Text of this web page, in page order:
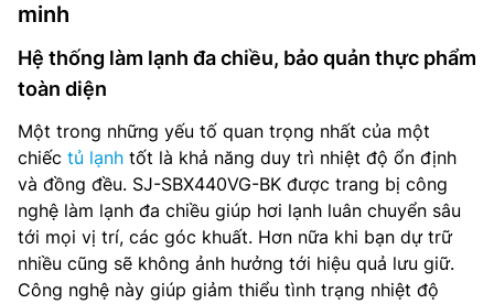
minh
Hệ thống làm lạnh đa chiều, bảo quản thực phẩm
toàn diện
Một trong những yếu tố quan trọng nhất của một
chiếc tủ lạnh tốt là khả năng duy trì nhiệt độ ổn định
và đồng đều. SJ-SBX440VG-BK được trang bị công
nghệ làm lạnh đa chiều giúp hơi lạnh luân chuyển sâu
tới mọi vị trí, các góc khuất. Hơn nữa khi bạn dự trữ
nhiều cũng sẽ không ảnh hưởng tới hiệu quả lưu giữ.
Công nghệ này giúp giảm thiểu tình trạng nhiệt độ